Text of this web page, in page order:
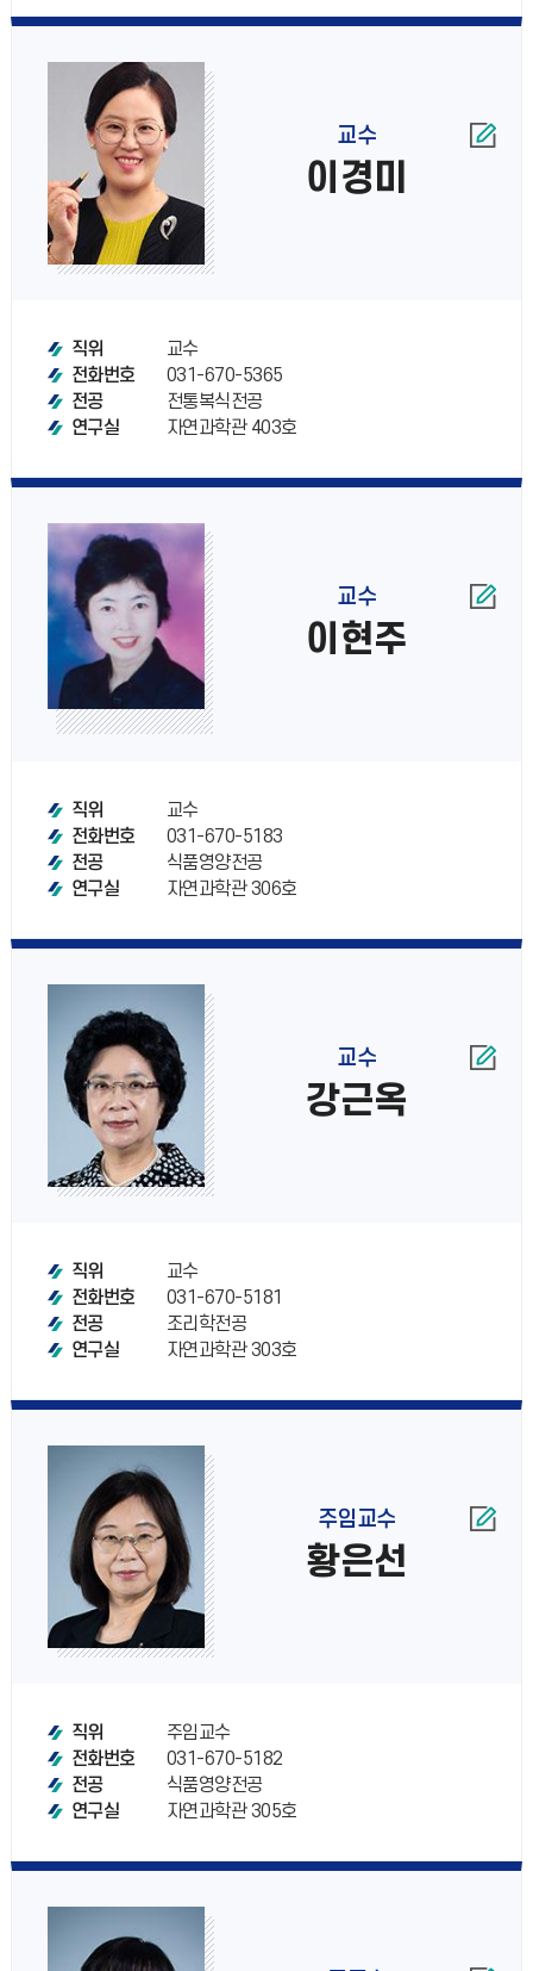
교수
이경미
직위
교수
전화번호
031-670-5365
전공
전통복식전공
연구실
자연과학관 403호
교수
이현주
직위
교수
전화번호
031-670-5183
전공
식품영양전공
연구실
자연과학관 306호
교수
강근옥
직위
교수
전화번호
031-670-5181
전공
조리학전공
연구실
자연과학관 303호
주임교수
황은선
직위
주임교수
전화번호
031-670-5182
전공
식품영양전공
연구실
자연과학관 305호